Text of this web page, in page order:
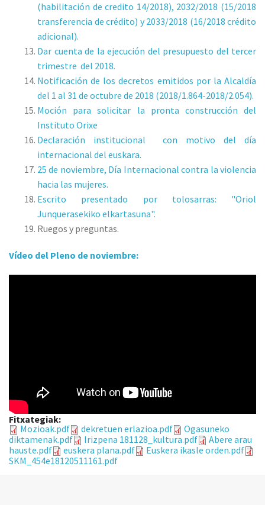
(habilitación de credito 14/2018), 2032/2018 (15/2018
transferencia de crédito) y 2033/2018 (16/2018 crédito
adicional).
Dar cuenta de la ejecución del presupuesto del tercer
trimestre del 2018.
Notificación de los decretos emitidos por la Alcaldía
del 1 al 31 de octubre de 2018 (2018/1.864-2018/2.054).
Moción para solicitar la pronta construcción del
Instituto Orixe
Declaración institucional con motivo del día
internacional del euskara.
25 de noviembre, Día Internacional contra la violencia
hacia las mujeres.
Escrito presentado por tolosarras: "Oriol
Junquerasekiko elkartasuna".
Ruegos y preguntas.
Vídeo del Pleno de noviembre:
Fitxategiak:
Mozioak.pdf
dekretuen erlazioa.pdf
Ogasuneko
diktamenak.pdf
Irizpena 181128_kultura.pdf
Abere arau
hauste.pdf
euskera plana.pdf
Euskera ikasle orden.pdf
SKM_454e18120511161.pdf